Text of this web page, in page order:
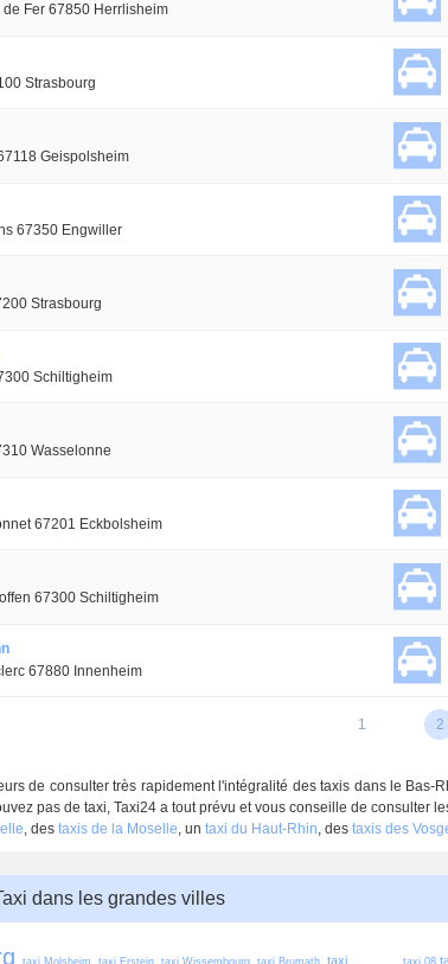
de Fer 67850 Herrlisheim
Strasbourg
Geispolsheim
67350 Engwiller
Strasbourg
Schiltigheim
Wasselonne
67201 Eckbolsheim
67300 Schiltigheim
67880 Innenheim
1 2
de consulter très rapidement l'intégralité des taxis dans le
pas de taxi, Taxi24 a tout prévu et vous conseille de consulter
, des taxis de la Moselle, un taxi du Haut-Rhin, des taxis des
dans les grandes villes
taxi Molsheim taxi Erstein taxi Wissembourg taxi Brumath taxi taxi 08